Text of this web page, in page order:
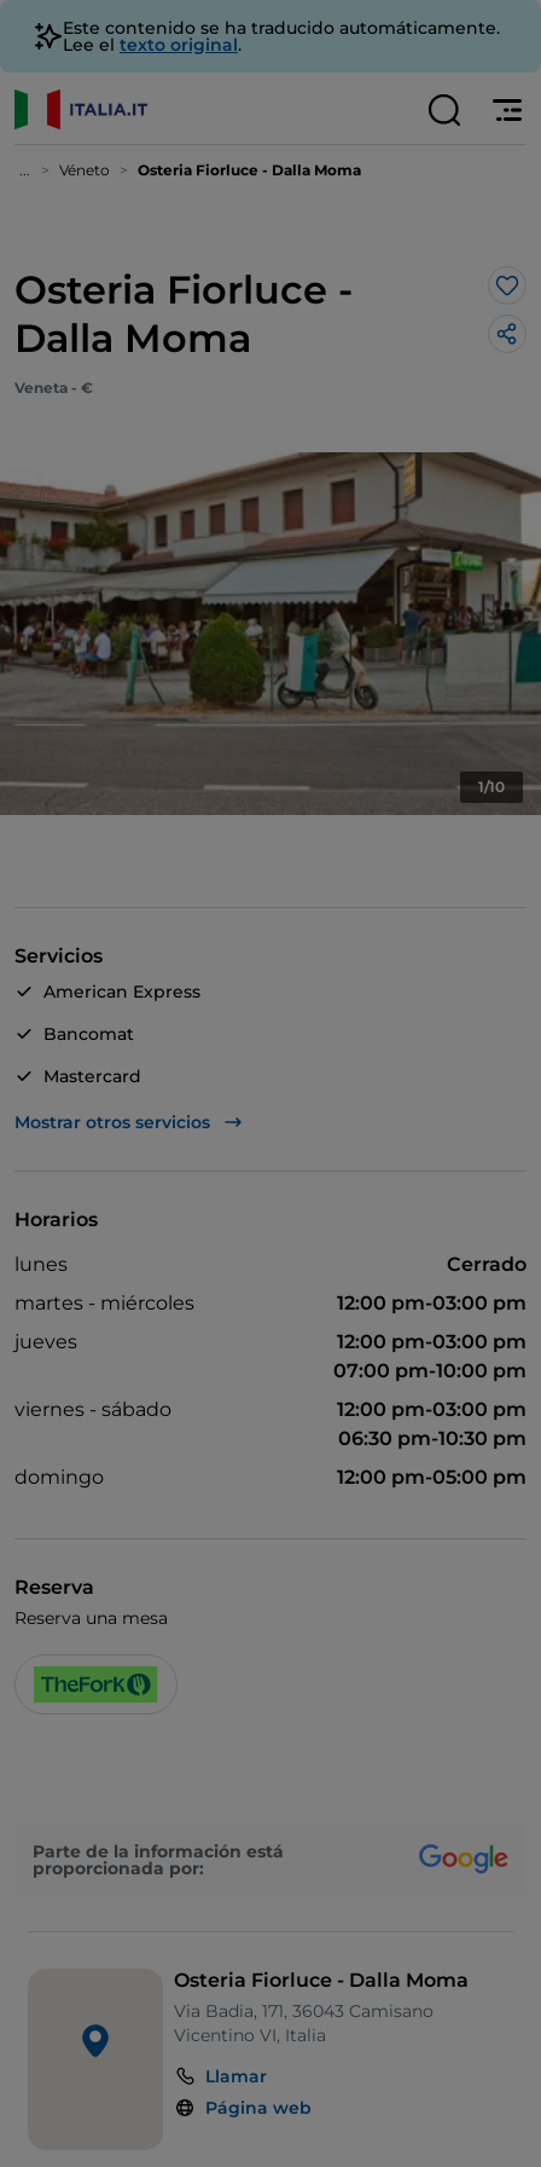
Este contenido se ha traducido automáticamente.
Lee el texto original.
... Véneto Osteria Fiorluce - Dalla Moma
Osteria Fiorluce -
Dalla Moma
Me
Veneta - €
1/10
Servicios
American Express
Bancomat
Mastercard
TheFork PAY
Mostrar otros servicios
Horarios
lunes
Cerrado
martes - miércoles
12:00 pm-03:00 pm
jueves
12:00 pm-03:00 pm
07:00 pm-10:00 pm
viernes - sábado
12:00 pm-03:00 pm
06:30 pm-10:30 pm
domingo
12:00 pm-05:00 pm
Reserva
Reserva una mesa
Parte de la información está
proporcionada por:
Osteria Fiorluce - Dalla Moma
Via Badia, 171, 36043 Camisano
Vicentino VI, Italia
Llamar
Página web